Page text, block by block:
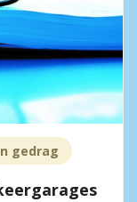
gedrag